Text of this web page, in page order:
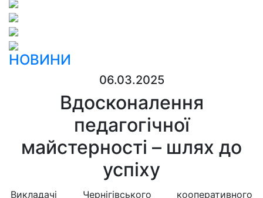
НОВИНИ
06.03.2025
Вдосконалення
педагогічної
майстерності – шлях до
успіху
Викладачі Чернігівського кооперативного